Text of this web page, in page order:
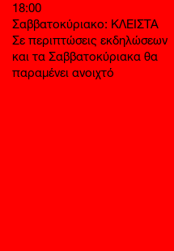
18:00
Σαββατοκύριακο: ΚΛΕΙΣΤΑ
Σε περιπτώσεις εκδηλώσεων
και τα Σαββατοκύριακα θα
παραμένει ανοιχτό